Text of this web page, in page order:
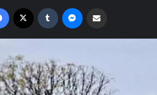
Facebook Tumblr